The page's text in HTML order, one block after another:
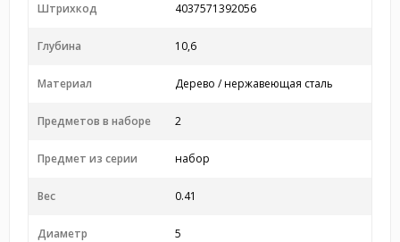
Штрихкод 4037571392056
Глубина 10,6
Материал Дерево / нержавеющая сталь
Предметов в наборе 2
Предмет из серии набор
Вес 0.41
Диаметр 5